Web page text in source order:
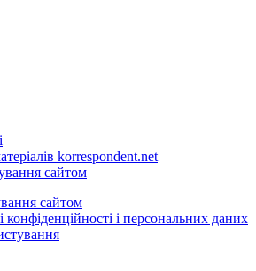
korrespondent.net
сайтом
сайтом
конфіденційності і персональних даних